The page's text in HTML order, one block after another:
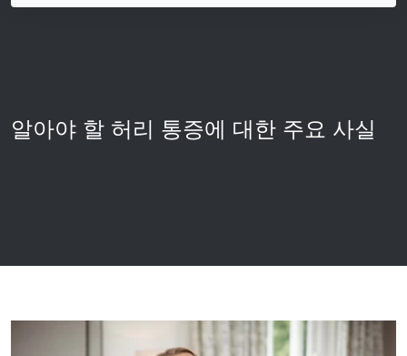
알아야 할 허리 통증에 대한 주요 사실